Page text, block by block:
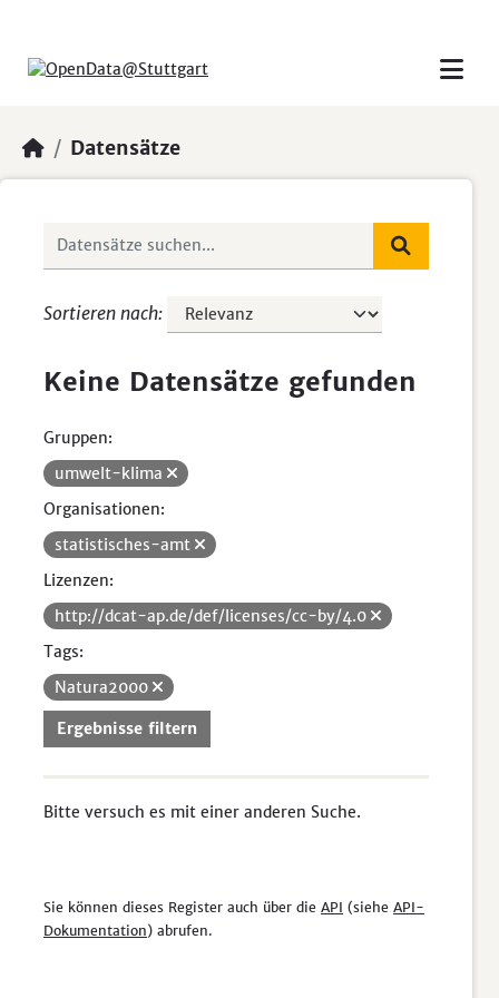
Datensätze
Sortieren nach
Keine Datensätze gefunden
Gruppen:
umwelt-klima
Organisationen:
statistisches-amt
Lizenzen:
http://dcat-ap.de/def/licenses/cc-by/4.0
Tags:
Natura2000
Ergebnisse filtern
Bitte versuch es mit einer anderen Suche.
Sie können dieses Register auch über die API (siehe API-
Dokumentation) abrufen.